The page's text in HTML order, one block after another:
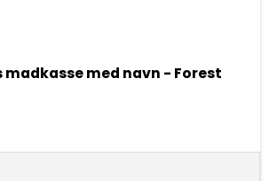
madkasse med navn - Forest